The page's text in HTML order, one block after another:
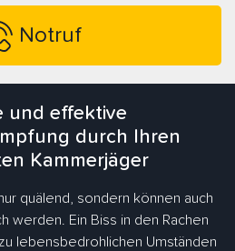
Notruf
und effektive
durch Ihren
Kammerjäger
quälend, sondern können auch
werden. Ein Biss in den Rachen
lebensbedrohlichen Umständen